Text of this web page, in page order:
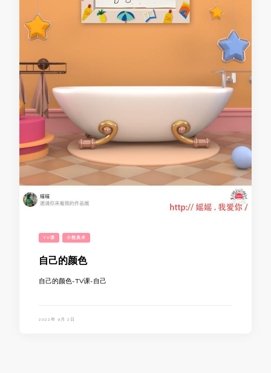
TV课 小熊美术
自己的颜色
自己的颜色-TV课-自己
2022年 9月 2日